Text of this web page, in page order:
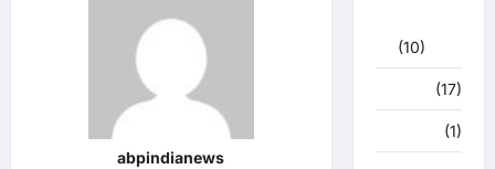
abpindianews
(10)
(17)
(1)